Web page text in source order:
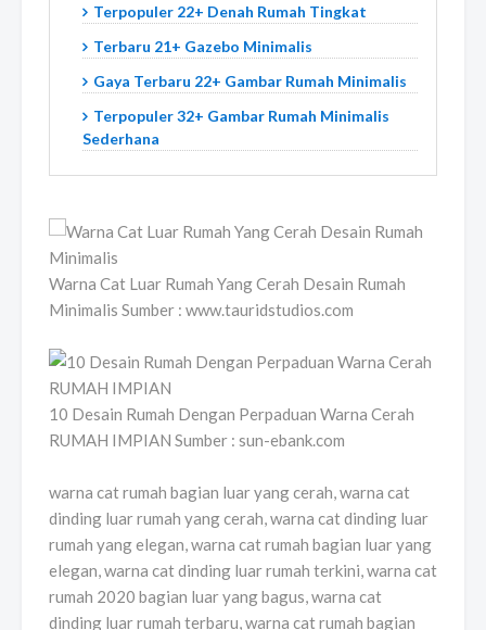
Terpopuler 22+ Denah Rumah Tingkat
Terbaru 21+ Gazebo Minimalis
Gaya Terbaru 22+ Gambar Rumah Minimalis
Terpopuler 32+ Gambar Rumah Minimalis
Sederhana
Warna Cat Luar Rumah Yang Cerah Desain Rumah
Minimalis Sumber : www.tauridstudios.com
10 Desain Rumah Dengan Perpaduan Warna Cerah
RUMAH IMPIAN Sumber : sun-ebank.com
warna cat rumah bagian luar yang cerah, warna cat
dinding luar rumah yang cerah, warna cat dinding luar
rumah yang elegan, warna cat rumah bagian luar yang
elegan, warna cat dinding luar rumah terkini, warna cat
rumah 2020 bagian luar yang bagus, warna cat
dinding luar rumah terbaru, warna cat rumah bagian